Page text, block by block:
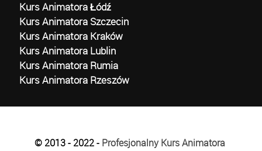
Kurs Animatora Łódź
Kurs Animatora Szczecin
Kurs Animatora Kraków
Kurs Animatora Lublin
Kurs Animatora Rumia
Kurs Animatora Rzeszów
© 2013 - 2022 - Profesjonalny Kurs Animatora